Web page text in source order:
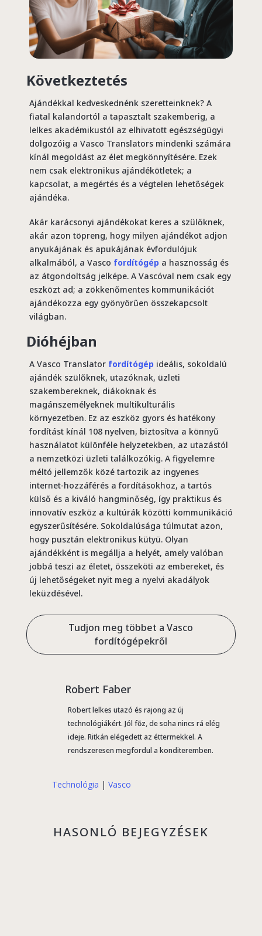
Következtetés
Ajándékkal kedveskednénk szeretteinknek? A
fiatal kalandortól a tapasztalt szakemberig, a
lelkes akadémikustól az elhivatott egészségügyi
dolgozóig a Vasco Translators mindenki számára
kínál megoldást az élet megkönnyítésére. Ezek
nem csak elektronikus ajándékötletek; a
kapcsolat, a megértés és a végtelen lehetőségek
ajándéka.
Akár karácsonyi ajándékokat keres a szülőknek,
akár azon töpreng, hogy milyen ajándékot adjon
anyukájának és apukájának évfordulójuk
alkalmából, a Vasco fordítógép a hasznosság és
az átgondoltság jelképe. A Vascóval nem csak egy
eszközt ad; a zökkenőmentes kommunikációt
ajándékozza egy gyönyörűen összekapcsolt
világban.
Dióhéjban
A Vasco Translator fordítógép ideális, sokoldalú
ajándék szülőknek, utazóknak, üzleti
szakembereknek, diákoknak és
magánszemélyeknek multikulturális
környezetben. Ez az eszköz gyors és hatékony
fordítást kínál 108 nyelven, biztosítva a könnyű
használatot különféle helyzetekben, az utazástól
a nemzetközi üzleti találkozókig. A figyelemre
méltó jellemzők közé tartozik az ingyenes
internet-hozzáférés a fordításokhoz, a tartós
külső és a kiváló hangminőség, így praktikus és
innovatív eszköz a kultúrák közötti kommunikáció
egyszerűsítésére. Sokoldalúsága túlmutat azon,
hogy pusztán elektronikus kütyü. Olyan
ajándékként is megállja a helyét, amely valóban
jobbá teszi az életet, összeköti az embereket, és
új lehetőségeket nyit meg a nyelvi akadályok
leküzdésével.
Tudjon meg többet a Vasco
fordítógépekről
Robert Faber
Robert lelkes utazó és rajong az új
technológiákért. Jól főz, de soha nincs rá elég
ideje. Ritkán elégedett az éttermekkel. A
rendszeresen megfordul a konditeremben.
Technológia | Vasco
HASONLÓ BEJEGYZÉSEK